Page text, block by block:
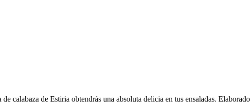
calabaza de Estiria obtendrás una absoluta delicia en tus ensaladas.